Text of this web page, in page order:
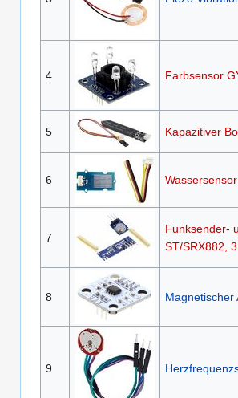
4 Farbsensor
5 Kapazitiver
6
7
Funksender-
ST/SRX882,
8 Magnetischer
9